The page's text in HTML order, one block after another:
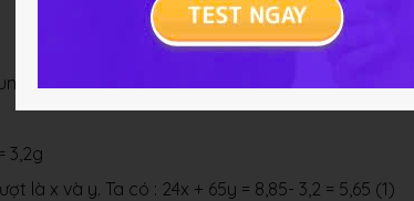
dịch HCl.
3,2g
là x và y. Ta có : 24x + 65y = 8,85- 3,2 = 5,65 (1)